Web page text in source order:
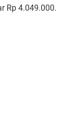
Rp 4.049.000.